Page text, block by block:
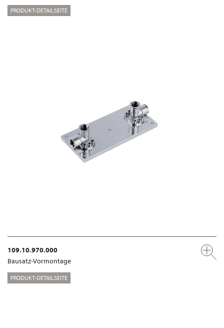
PRODUKT-DETAILSEITE
109.10.970.000
Bausatz-Vormontage
PRODUKT-DETAILSEITE